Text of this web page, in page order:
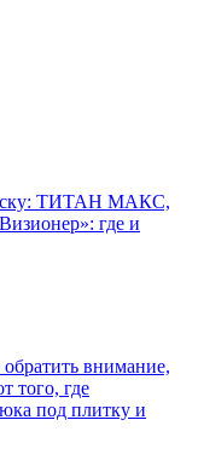
ТИТАН МАКС,
где и
внимание,
того, где
под плитку и